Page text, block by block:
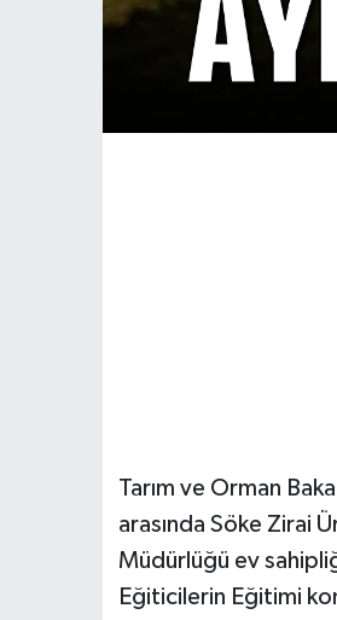
Tarım ve Orman
arasında Söke Zirai
Müdürlüğü ev
Eğiticilerin Eğitimi